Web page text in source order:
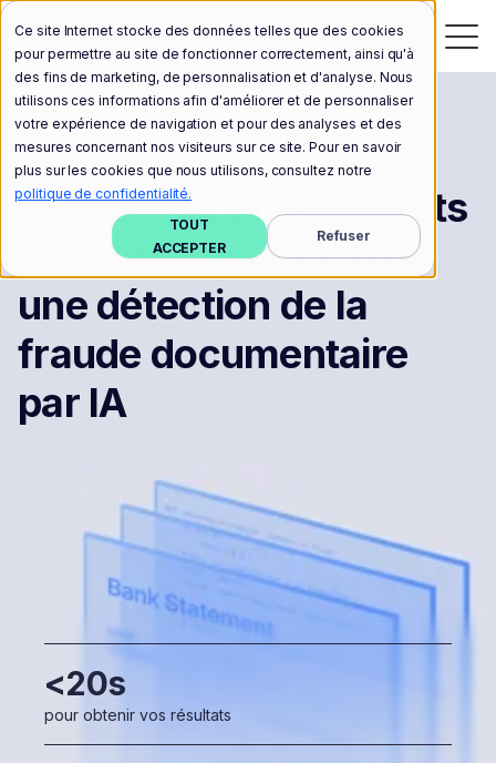
Ce site Internet stocke des données telles que des cookies
pour permettre au site de fonctionner correctement, ainsi qu'à
des fins de marketing, de personnalisation et d'analyse. Nous
utilisons ces informations afin d'améliorer et de personnaliser
votre expérience de navigation et pour des analyses et des
mesures concernant nos visiteurs sur ce site. Pour en savoir
plus sur les cookies que nous utilisons, consultez notre
politique de confidentialité.
TOUT
ACCEPTER
Refuser
Solutions : Souscription des prêts
Approuvez plus de prêts
en toute sécurité avec
une détection de la
fraude documentaire
par IA
<20s
pour obtenir vos résultats